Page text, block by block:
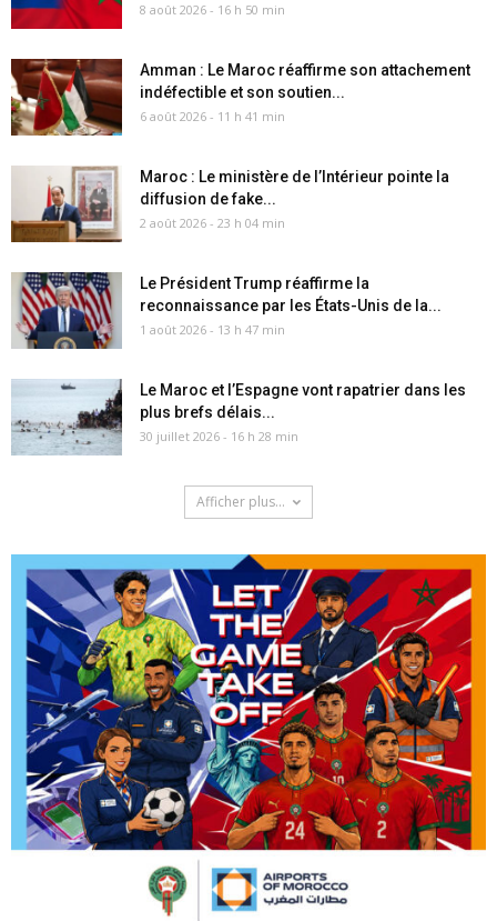
8 août 2026 - 16 h 50 min
Amman : Le Maroc réaffirme son attachement
indéfectible et son soutien...
6 août 2026 - 11 h 41 min
Maroc : Le ministère de l’Intérieur pointe la
diffusion de fake...
2 août 2026 - 23 h 04 min
Le Président Trump réaffirme la
reconnaissance par les États-Unis de la...
1 août 2026 - 13 h 47 min
Le Maroc et l’Espagne vont rapatrier dans les
plus brefs délais...
30 juillet 2026 - 16 h 28 min
Afficher plus...